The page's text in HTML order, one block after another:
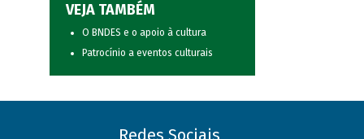
VEJA TAMBÉM
O BNDES e o apoio à cultura
Patrocínio a eventos culturais
Redes Sociais